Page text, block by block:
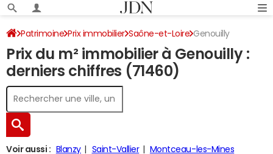
Patrimoine Prix immobilier Saône-et-Loire Genouilly
Prix du m² immobilier à Genouilly :
derniers chiffres (71460)
Voir aussi : Blanzy Saint-Vallier Montceau-les-Mines